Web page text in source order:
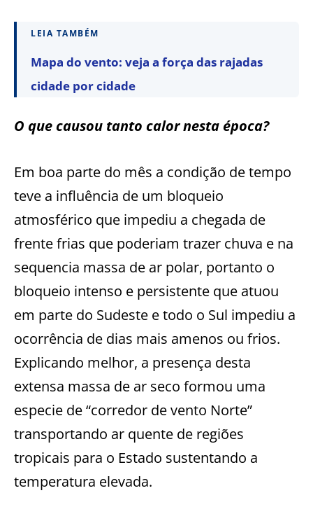
LEIA TAMBÉM
Mapa do vento: veja a força das rajadas
cidade por cidade
O que causou tanto calor nesta época?
Em boa parte do mês a condição de tempo
teve a influência de um bloqueio
atmosférico que impediu a chegada de
frente frias que poderiam trazer chuva e na
sequencia massa de ar polar, portanto o
bloqueio intenso e persistente que atuou
em parte do Sudeste e todo o Sul impediu a
ocorrência de dias mais amenos ou frios.
Explicando melhor, a presença desta
extensa massa de ar seco formou uma
especie de “corredor de vento Norte”
transportando ar quente de regiões
tropicais para o Estado sustentando a
temperatura elevada.